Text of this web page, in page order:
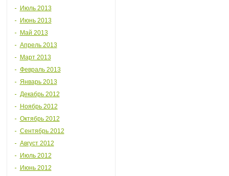
Июль 2013
Июнь 2013
Май 2013
Апрель 2013
Март 2013
Февраль 2013
Январь 2013
Декабрь 2012
Ноябрь 2012
Октябрь 2012
Сентябрь 2012
Август 2012
Июль 2012
Июнь 2012